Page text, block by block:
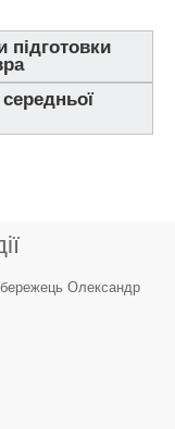
підготовки
Олександр